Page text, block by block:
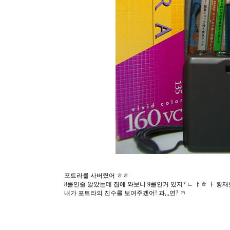
포트라를 사버렸어 ㅎㅎ
8롤인줄 알았는데 집에 와보니 9롤인거 있지? ㄴ ㅑㅎ ㅏ 횡
내가 포트라의 진수를 보여주겠어! 과,,,연? ㅋ